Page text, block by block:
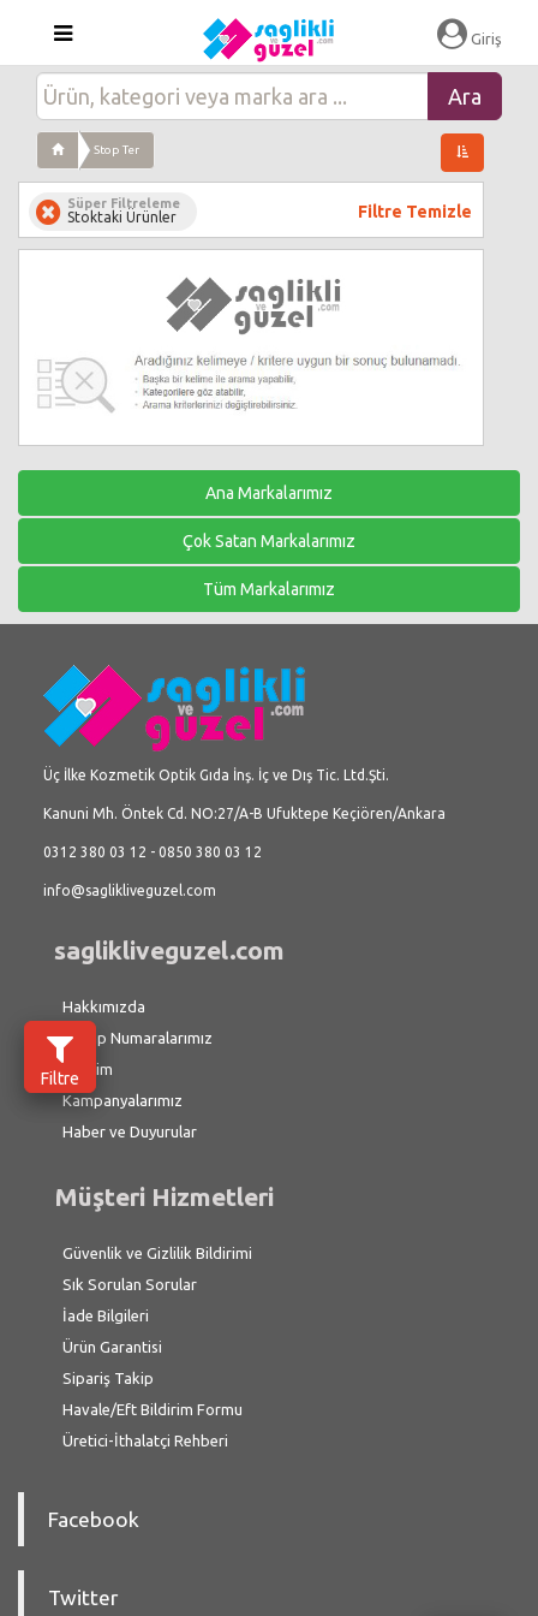
Giriş
Stop Ter
Süper Filtreleme
Stoktaki Ürünler Filtre Temizle
Filtre
Ana Markalarımız
Çok Satan Markalarımız
Tüm Markalarımız
Üç İlke Kozmetik Optik Gıda İnş. İç ve Dış Tic. Ltd.Şti.
Kanuni Mh. Öntek Cd. NO:27/A-B Ufuktepe Keçiören/Ankara
0312 380 03 12 - 0850 380 03 12
info@saglikliveguzel.com
saglikliveguzel.com
Hakkımızda
Hesap Numaralarımız
İletişim
Kampanyalarımız
Haber ve Duyurular
Müşteri Hizmetleri
Güvenlik ve Gizlilik Bildirimi
Sık Sorulan Sorular
İade Bilgileri
Ürün Garantisi
Sipariş Takip
Havale/Eft Bildirim Formu
Üretici-İthalatçi Rehberi
Facebook
Twitter